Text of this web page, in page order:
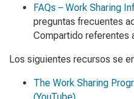
FAQs – Work Sharing
preguntas frecuentes
Compartido referentes
Los siguientes recursos se
The Work Sharing